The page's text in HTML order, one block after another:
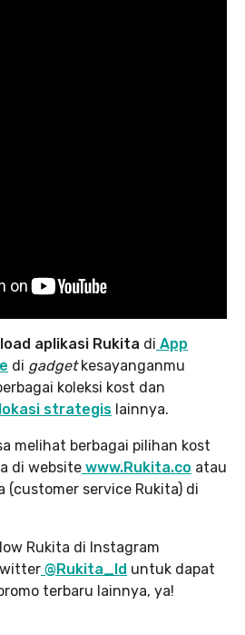
aplikasi Rukita di App
di gadgetkesayanganmu
koleksi kost dan
lokasi strategis lainnya.
melihat berbagai pilihan kost
di website www.Rukita.co atau
service Rukita) di
Rukita di Instagram
@Rukita_Id untuk dapat
terbaru lainnya, ya!